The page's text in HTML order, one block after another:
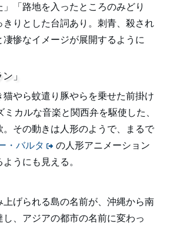
「路地を入ったところのみどり
りとした台詞あり。刺青、殺され
凄惨なイメージが展開するように
」
やら蚊遣り豚やらを乗せた前掛け
カルな音楽と関西弁を駆使した、
。その動きは人形のようで、まるで
・バルタ
の人形アニメーション
うにも見える。
げられる島の名前が、沖縄から南
、アジアの都市の名前に変わっ